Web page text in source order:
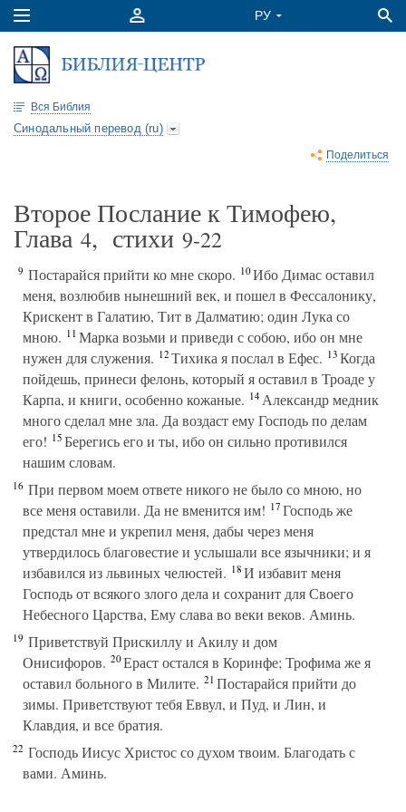
Вся Библия
Синодальный перевод (ru)
Поделиться
Второе Послание к Тимофею,
Глава 4, стихи 9-22
9 Постарайся прийти ко мне скоро. 10Ибо Димас оставил
меня, возлюбив нынешний век, и пошел в Фессалонику,
Крискент в Галатию, Тит в Далматию; один Лука со
мною. 11Марка возьми и приведи с собою, ибо он мне
нужен для служения. 12Тихика я послал в Ефес. 13Когда
пойдешь, принеси фелонь, который я оставил в Троаде у
Карпа, и книги, особенно кожаные. 14Александр медник
много сделал мне зла. Да воздаст ему Господь по делам
его! 15Берегись его и ты, ибо он сильно противился
нашим словам.
16 При первом моем ответе никого не было со мною, но
все меня оставили. Да не вменится им! 17Господь же
предстал мне и укрепил меня, дабы через меня
утвердилось благовестие и услышали все язычники; и я
избавился из львиных челюстей. 18И избавит меня
Господь от всякого злого дела и сохранит для Своего
Небесного Царства, Ему слава во веки веков. Аминь.
19 Приветствуй Прискиллу и Акилу и дом
Онисифоров. 20Ераст остался в Коринфе; Трофима же я
оставил больного в Милите. 21Постарайся прийти до
зимы. Приветствуют тебя Еввул, и Пуд, и Лин, и
Клавдия, и все братия.
22 Господь Иисус Христос со духом твоим. Благодать с
вами. Аминь.